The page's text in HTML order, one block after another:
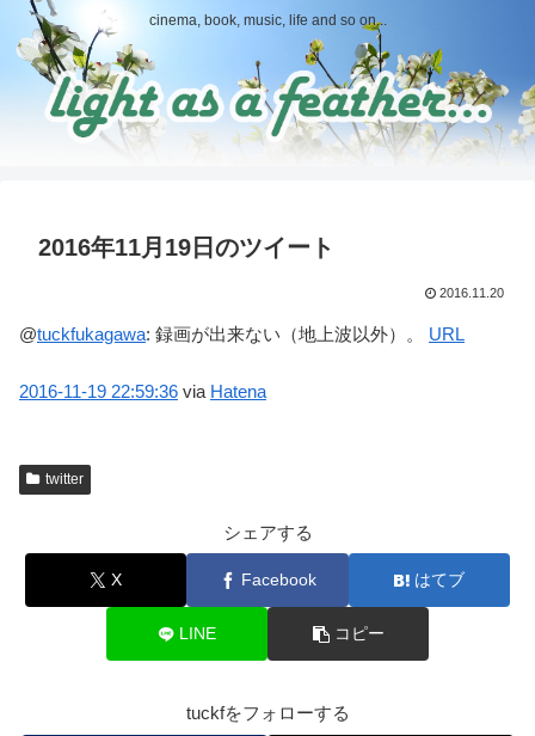
cinema, book, music, life and so on...
2016年11月19日のツイート
2016.11.20
@tuckfukagawa: 録画が出来ない（地上波以外）。 URL
2016-11-19 22:59:36 via Hatena
twitter
シェアする
X Facebook はてブ
LINE コピー
tuckfをフォローする